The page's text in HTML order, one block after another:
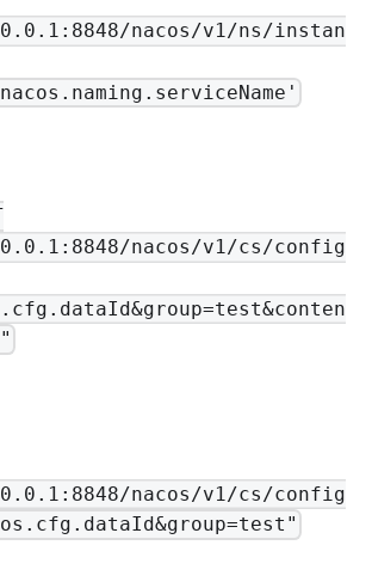
nacos/v1/ns/instan
nacos/v1/cs/config
nacos/v1/cs/config